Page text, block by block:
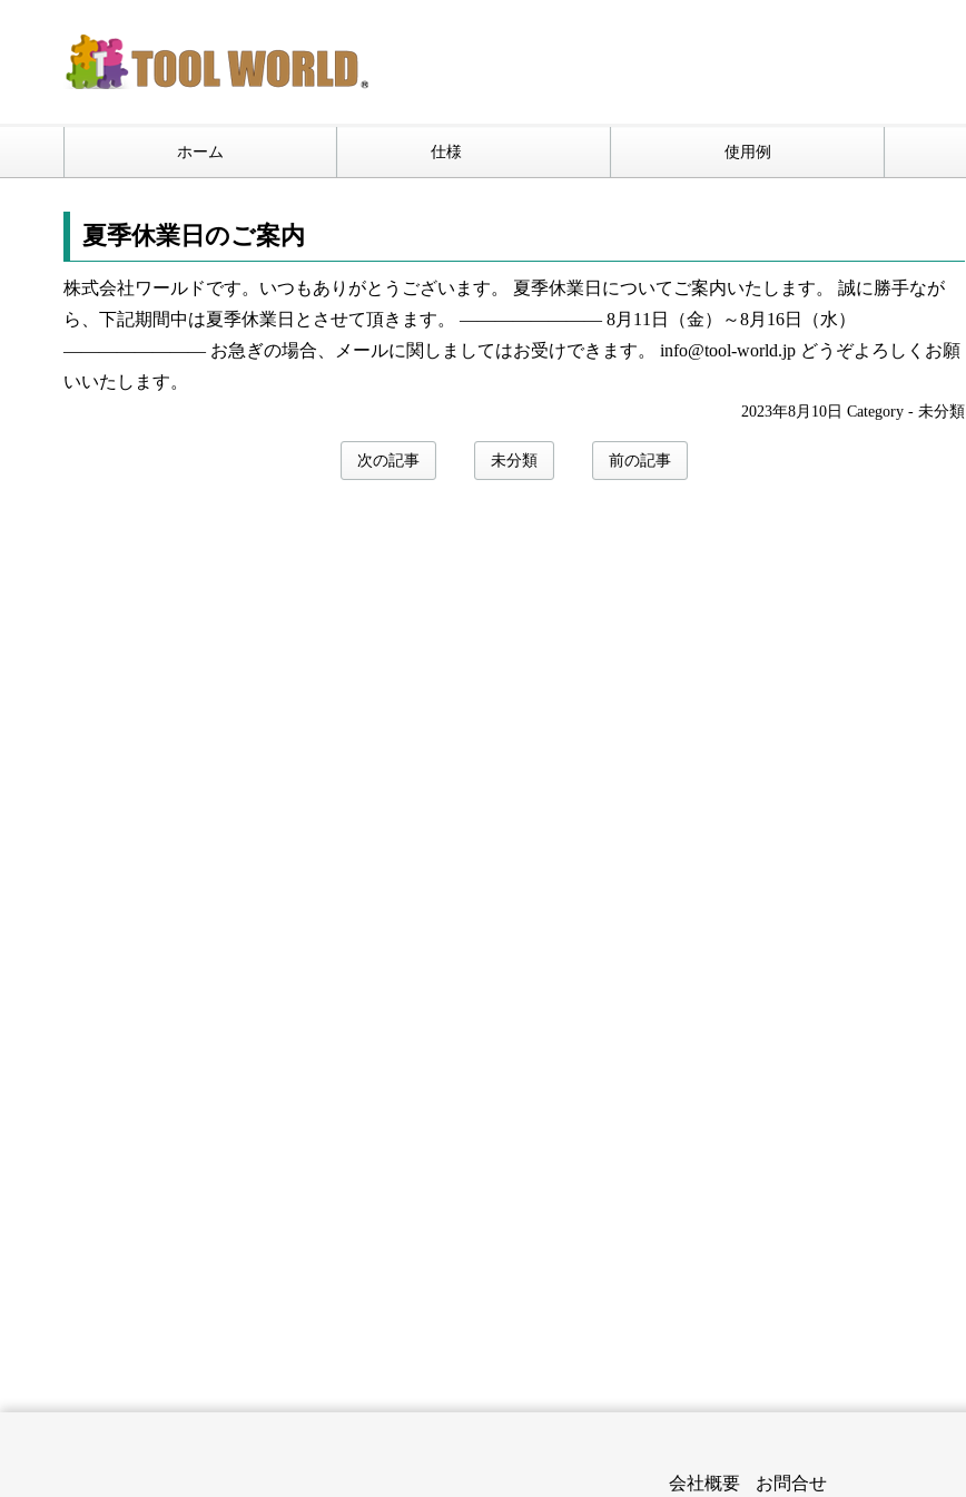
ホーム 仕様 使用例
夏季休業日のご案内
株式会社ワールドです。いつもありがとうございます。 夏季休業日についてご案内いたします。 誠に勝手なが
ら、下記期間中は夏季休業日とさせて頂きます。 ———————— 8月11日（金）～8月16日（水）
———————— お急ぎの場合、メールに関しましてはお受けできます。 info@tool-world.jp どうぞよろしくお願
いいたします。
2023年8月10日 Category - 未分類
次の記事 未分類 前の記事
会社概要 お問合せ